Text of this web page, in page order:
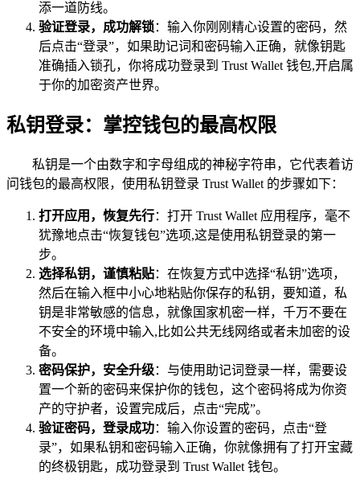
添一道防线。
验证登录，成功解锁 ：输入你刚刚精心设置的密码，然
后点击“登录”，如果助记词和密码输入正确，就像钥匙
准确插入锁孔，你将成功登录到 Trust Wallet 钱包,开启属
于你的加密资产世界。
私钥登录：掌控钱包的最高权限
私钥是一个由数字和字母组成的神秘字符串，它代表着访
问钱包的最高权限，使用私钥登录 Trust Wallet 的步骤如下：
打开应用，恢复先行：打开 Trust Wallet 应用程序，毫不
犹豫地点击“恢复钱包”选项,这是使用私钥登录的第一
步。
选择私钥，谨慎粘贴：在恢复方式中选择“私钥”选项，
然后在输入框中小心地粘贴你保存的私钥，要知道，私
钥是非常敏感的信息，就像国家机密一样，千万不要在
不安全的环境中输入,比如公共无线网络或者未加密的设
备。
密码保护，安全升级：与使用助记词登录一样，需要设
置一个新的密码来保护你的钱包，这个密码将成为你资
产的守护者，设置完成后，点击“完成”。
验证密码，登录成功：输入你设置的密码，点击“登
录”，如果私钥和密码输入正确，你就像拥有了打开宝藏
的终极钥匙，成功登录到 Trust Wallet 钱包。